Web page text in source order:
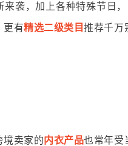
来袭，加上各种特殊节日
更有精选二级类目推荐千万
境卖家的内衣产品也常年受